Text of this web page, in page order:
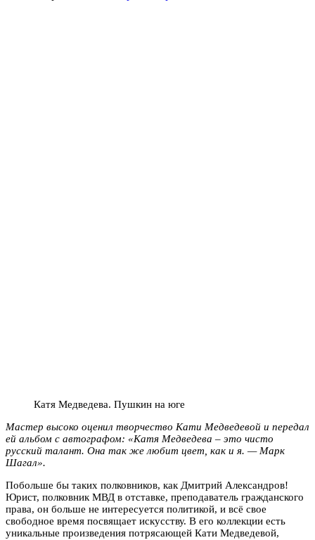
Катя Медведева. Пушкин на юге
Мастер высоко оценил творчество Кати Медведевой и передал
ей альбом с автографом: «Катя Медведева – это чисто
русский талант. Она так же любит цвет, как и я. — Марк
Шагал».
Побольше бы таких полковников, как Дмитрий Александров!
Юрист, полковник МВД в отставке, преподаватель гражданского
права, он больше не интересуется политикой, и всё свое
свободное время посвящает искусству. В его коллекции есть
уникальные произведения потрясающей Кати Медведевой,